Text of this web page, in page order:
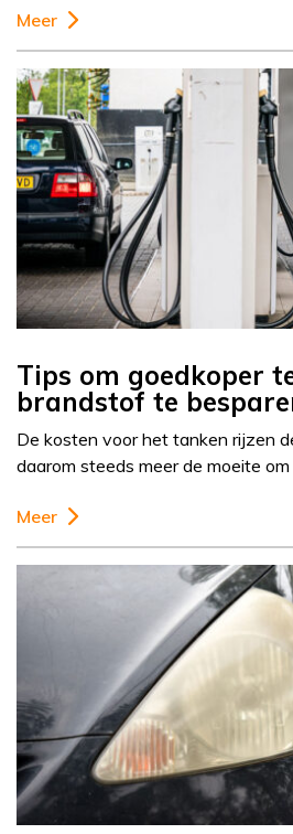
Meer
Tips om goedkoper
brandstof te
De kosten voor het tanken rijzen
daarom steeds meer de moeite
Meer